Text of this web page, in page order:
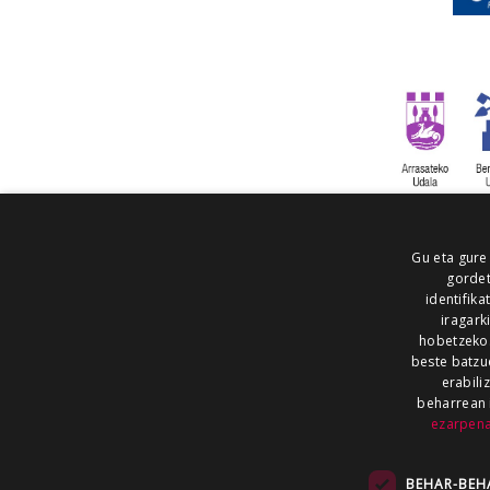
ALEA
Gu eta
hobetzeko.
beste
beharrean
BEHAR-